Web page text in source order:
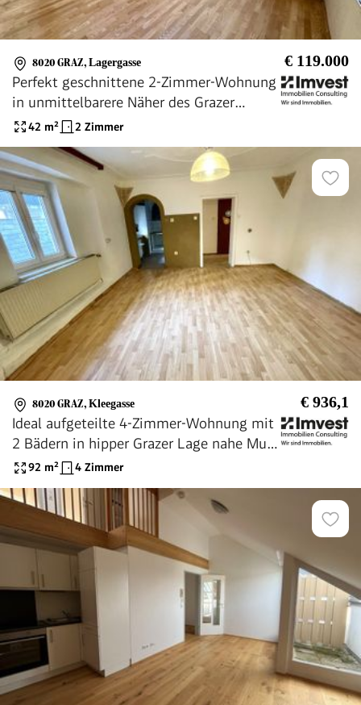
8020 GRAZ, Lagergasse € 119.000
Perfekt geschnittene 2-Zimmer-Wohnung
in unmittelbarere Näher des Grazer
Augartens
42 m² 2 Zimmer
8020 GRAZ, Kleegasse € 936,1
Ideal aufgeteilte 4-Zimmer-Wohnung mit
2 Bädern in hipper Grazer Lage nahe Mur -
Provisionsfrei!
92 m² 4 Zimmer